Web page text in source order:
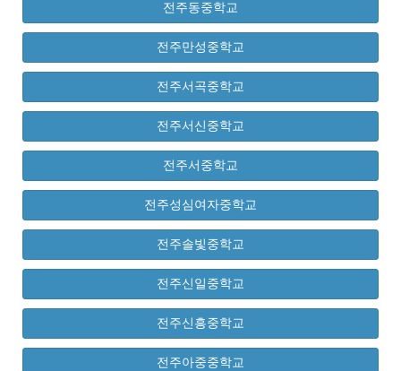
전주동중학교
전주만성중학교
전주서곡중학교
전주서신중학교
전주서중학교
전주성심여자중학교
전주솔빛중학교
전주신일중학교
전주신흥중학교
전주아중중학교